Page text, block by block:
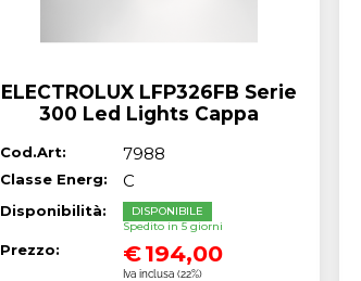
ELECTROLUX LFP326FB Serie
300 Led Lights Cappa
Cod.Art: 7988
Classe Energ: C
Disponibilità:
DISPONIBILE
Spedito in 5 giorni
Prezzo: €194,00
Iva inclusa (22%)